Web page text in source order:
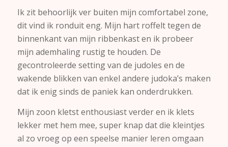
Ik zit behoorlijk ver buiten mijn comfortabel zone,
dit vind ik ronduit eng. Mijn hart roffelt tegen de
binnenkant van mijn ribbenkast en ik probeer
mijn ademhaling rustig te houden. De
gecontroleerde setting van de judoles en de
wakende blikken van enkel andere judoka’s maken
dat ik enig sinds de paniek kan onderdrukken.
Mijn zoon kletst enthousiast verder en ik klets
lekker met hem mee, super knap dat die kleintjes
al zo vroeg op een speelse manier leren omgaan